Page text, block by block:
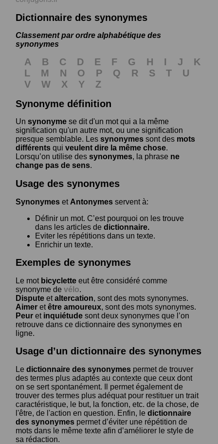
Dictionnaire des synonymes
Classement par ordre alphabétique des
synonymes
A B C D E F G H I J
K
L
M N O P Q R S T
U
V
W X Y
Z
Synonyme définition
Un synonyme se dit d'un mot qui a la même
signification qu'un autre mot, ou une signification
presque semblable. Les synonymes sont des mots
différents qui veulent dire la même chose.
Lorsqu’on utilise des synonymes, la phrase ne
change pas de sens.
Usage des synonymes
Synonymes et Antonymes servent à:
Définir un mot. C’est pourquoi on les trouve
dans les articles de dictionnaire.
Eviter les répétitions dans un texte.
Enrichir un texte.
Exemples de synonymes
Le mot bicyclette eut être considéré comme
synonyme de vélo.
Dispute etaltercation, sont des mots synonymes.
Aimer etêtre amoureux, sont des mots synonymes.
Peur et inquiétude sont deux synonymes que l’on
retrouve dans ce dictionnaire des synonymes en
ligne.
Usage d’un dictionnaire des synonymes
Le dictionnaire des synonymes permet de trouver
des termes plus adaptés au contexte que ceux dont
on se sert spontanément. Il permet également de
trouver des termes plus adéquat pour restituer un trait
caractéristique, le but, la fonction, etc. de la chose, de
l'être, de l'action en question. Enfin, le dictionnaire
des synonymes permet d’éviter une répétition de
mots dans le même texte afin d’améliorer le style de
sa rédaction.